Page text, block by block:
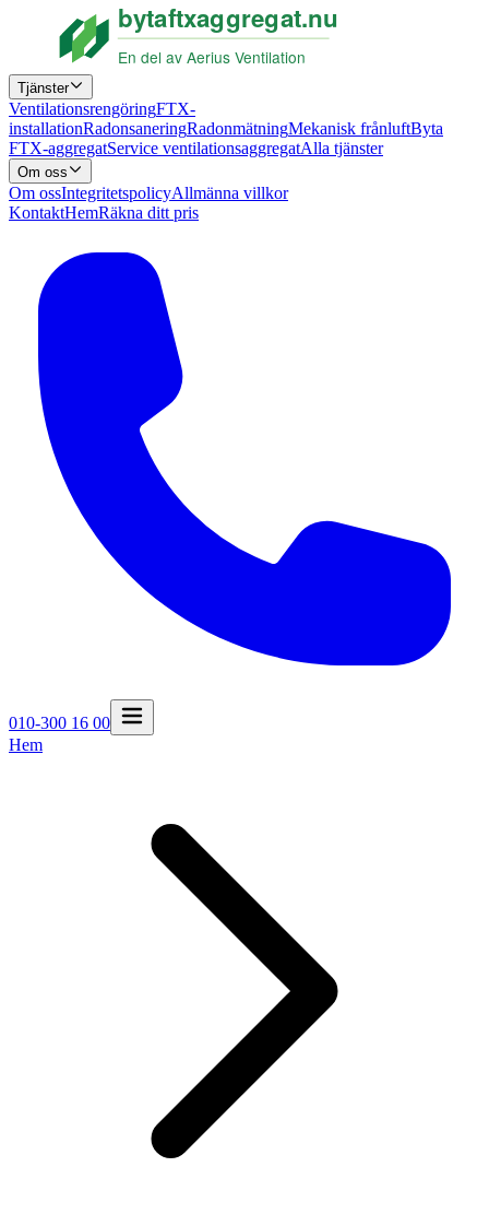
Tjänster
VentilationsrengöringFTX-
installationRadonsaneringRadonmätningMekanisk frånluftByta
FTX-aggregatService ventilationsaggregatAlla tjänster
Om oss
Om ossIntegritetspolicyAllmänna villkor
KontaktHemRäkna ditt pris
010-300 16 00
Hem